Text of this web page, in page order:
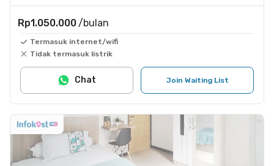
Rp1.050.000 /bulan
Termasuk internet/wifi
Tidak termasuk listrik
Join Waiting List
Chat